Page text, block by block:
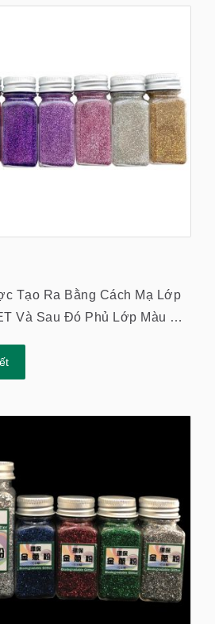
Tạo Ra Bằng Cách Mạ Lớp
Và Sau Đó Phủ Lớp Màu Ở